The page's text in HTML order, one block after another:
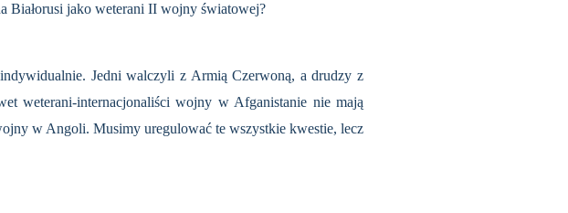
Białorusi jako weterani II wojny światowej?
Jedni walczyli z Armią Czerwoną, a drudzy z
weterani-internacjonaliści wojny w Afganistanie nie mają
w Angoli. Musimy uregulować te wszystkie kwestie, lecz